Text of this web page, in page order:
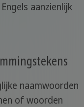
aanzienlijk
naamwoorden
of woorden